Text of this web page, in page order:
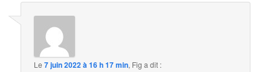
Le7 juin 2022 à 16 h 17 min, Fig a dit :